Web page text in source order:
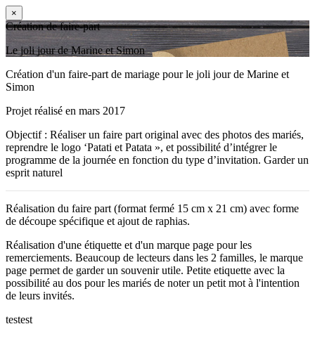
×
Création de faire-part
Le joli jour de Marine et Simon
Création d'un faire-part de mariage pour le joli jour de Marine et
Simon
Projet réalisé en mars 2017
Objectif : Réaliser un faire part original avec des photos des mariés,
reprendre le logo ‘Patati et Patata », et possibilité d’intégrer le
programme de la journée en fonction du type d’invitation. Garder un
esprit naturel
Réalisation du faire part (format fermé 15 cm x 21 cm) avec forme
de découpe spécifique et ajout de raphias.
Réalisation d'une étiquette et d'un marque page pour les
remerciements. Beaucoup de lecteurs dans les 2 familles, le marque
page permet de garder un souvenir utile. Petite etiquette avec la
possibilité au dos pour les mariés de noter un petit mot à l'intention
de leurs invités.
testest